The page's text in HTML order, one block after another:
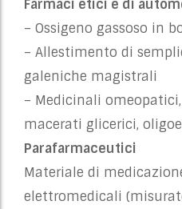
Farmaci etici e di
– Ossigeno gassoso in
– Allestimento di
galeniche magistrali
– Medicinali
macerati glicerici,
Parafarmaceutici
Materiale di
elettromedicali